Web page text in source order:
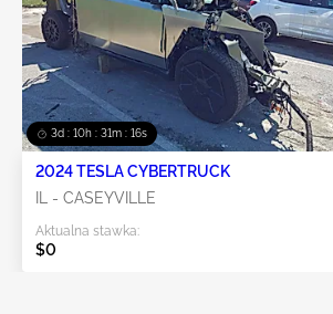
3d : 10h : 31m : 16s
2024 TESLA CYBERTRUCK
IL - CASEYVILLE
Aktualna stawka:
$0